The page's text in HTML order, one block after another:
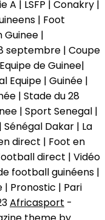
A | LSFP | Conakry |
| Foot
Guinee |
septembre | Coupe
de Guinee|
Equipe | Guinée |
| Stade du 28
| Sport Senegal |
Dakar | La
direct | Foot en
direct | Vidéo
football guinéens |
| Pronostic | Pari
Africasport -